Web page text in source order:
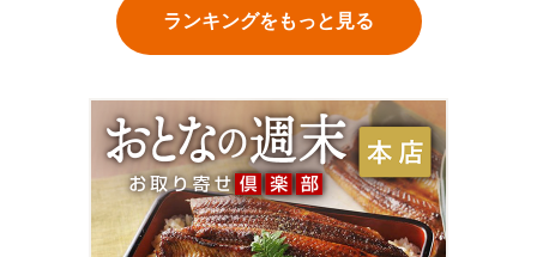
ランキングをもっと見る